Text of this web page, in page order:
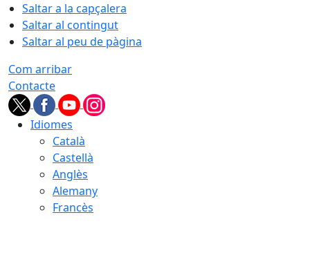
Saltar a la capçalera
Saltar al contingut
Saltar al peu de pàgina
Com arribar
Contacte
Idiomes
Català
Castellà
Anglès
Alemany
Francès